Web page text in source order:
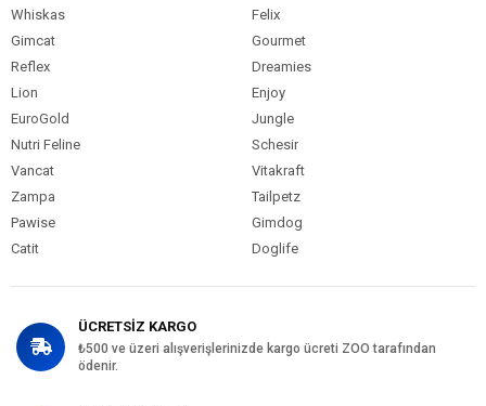
Whiskas
Felix
Gimcat
Gourmet
Reflex
Dreamies
Lion
Enjoy
EuroGold
Jungle
Nutri Feline
Schesir
Vancat
Vitakraft
Zampa
Tailpetz
Pawise
Gimdog
Catit
Doglife
ÜCRETSİZ KARGO
₺500 ve üzeri alışverişlerinizde kargo ücreti ZOO tarafından
ödenir.